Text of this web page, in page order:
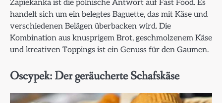
Zapiekanka ist die polnische Antwort auf Fast Food. Es
handelt sich um ein belegtes Baguette, das mit Käse und
verschiedenen Belägen überbacken wird. Die
Kombination aus knusprigem Brot, geschmolzenem Käse
und kreativen Toppings ist ein Genuss für den Gaumen.
Oscypek: Der geräucherte Schafskäse